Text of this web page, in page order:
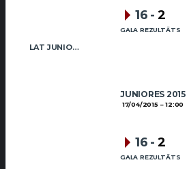
LAT JUNIOR GIRLS
16 - 2
GALA REZULTĀTS
JUNIORES 2015
17/04/2015 12:00
16 - 2
GALA REZULTĀTS